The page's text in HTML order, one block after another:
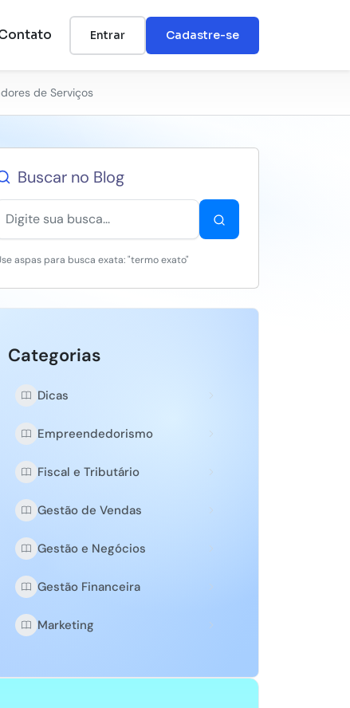
Entrar Cadastre-se
de Serviços
Buscar no Blog
aspas para busca exata: "termo exato"
Categorias
Dicas
Empreendedorismo
Fiscal e Tributário
Gestão de Vendas
Gestão e Negócios
Gestão Financeira
Marketing